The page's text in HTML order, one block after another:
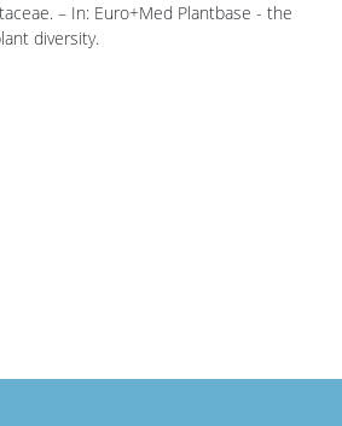
– In: Euro+Med Plantbase - the
diversity.